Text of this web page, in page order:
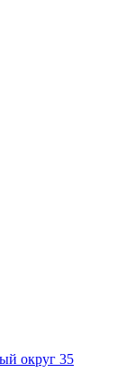
округ 35